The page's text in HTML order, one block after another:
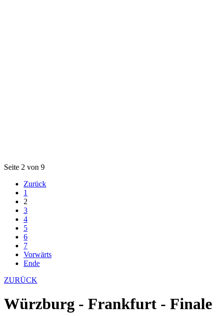
Seite 2 von 9
Zurück
1
2
3
4
5
6
7
Vorwärts
Ende
ZURÜCK
Würzburg - Frankfurt - Finale